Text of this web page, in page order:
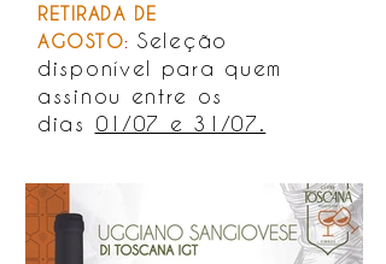
RETIRADA DE
AGOSTO: Seleção
disponível para quem
assinou entre os
dias 01/07 e 31/07.